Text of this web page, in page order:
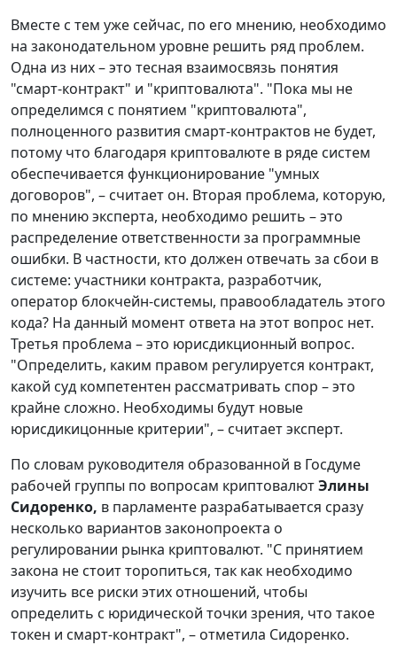
Вместе с тем уже сейчас, по его мнению, необходимо
на законодательном уровне решить ряд проблем.
Одна из них – это тесная взаимосвязь понятия
"смарт-контракт" и "криптовалюта". "Пока мы не
определимся с понятием "криптовалюта",
полноценного развития смарт-контрактов не будет,
потому что благодаря криптовалюте в ряде систем
обеспечивается функционирование "умных
договоров", – считает он. Вторая проблема, которую,
по мнению эксперта, необходимо решить – это
распределение ответственности за программные
ошибки. В частности, кто должен отвечать за сбои в
системе: участники контракта, разработчик,
оператор блокчейн-системы, правообладатель этого
кода? На данный момент ответа на этот вопрос нет.
Третья проблема – это юрисдикционный вопрос.
"Определить, каким правом регулируется контракт,
какой суд компетентен рассматривать спор – это
крайне сложно. Необходимы будут новые
юрисдикицонные критерии", – считает эксперт.
По словам руководителя образованной в Госдуме
рабочей группы по вопросам криптовалютЭлины
Сидоренко, в парламенте разрабатывается сразу
несколько вариантов законопроекта о
регулировании рынка криптовалют. "С принятием
закона не стоит торопиться, так как необходимо
изучить все риски этих отношений, чтобы
определить с юридической точки зрения, что такое
токен и смарт-контракт", – отметила Сидоренко.